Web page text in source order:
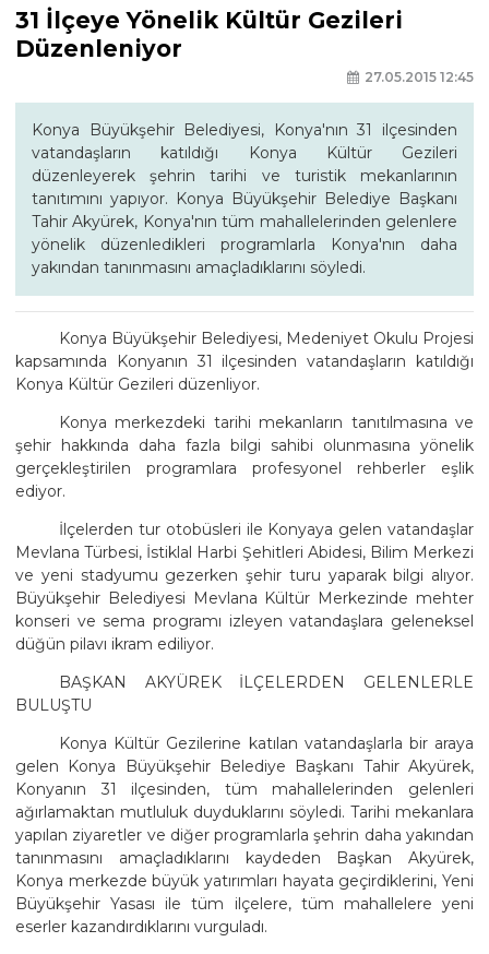
31 İlçeye Yönelik Kültür Gezileri
Düzenleniyor
27.05.2015 12:45
Konya Büyükşehir Belediyesi, Konya'nın 31 ilçesinden
vatandaşların katıldığı Konya Kültür Gezileri
düzenleyerek şehrin tarihi ve turistik mekanlarının
tanıtımını yapıyor. Konya Büyükşehir Belediye Başkanı
Tahir Akyürek, Konya'nın tüm mahallelerinden gelenlere
yönelik düzenledikleri programlarla Konya'nın daha
yakından tanınmasını amaçladıklarını söyledi.
Konya Büyükşehir Belediyesi, Medeniyet Okulu Projesi
kapsamında Konyanın 31 ilçesinden vatandaşların katıldığı
Konya Kültür Gezileri düzenliyor.
Konya merkezdeki tarihi mekanların tanıtılmasına ve
şehir hakkında daha fazla bilgi sahibi olunmasına yönelik
gerçekleştirilen programlara profesyonel rehberler eşlik
ediyor.
İlçelerden tur otobüsleri ile Konyaya gelen vatandaşlar
Mevlana Türbesi, İstiklal Harbi Şehitleri Abidesi, Bilim Merkezi
ve yeni stadyumu gezerken şehir turu yaparak bilgi alıyor.
Büyükşehir Belediyesi Mevlana Kültür Merkezinde mehter
konseri ve sema programı izleyen vatandaşlara geleneksel
düğün pilavı ikram ediliyor.
BAŞKAN AKYÜREK İLÇELERDEN GELENLERLE
BULUŞTU
Konya Kültür Gezilerine katılan vatandaşlarla bir araya
gelen Konya Büyükşehir Belediye Başkanı Tahir Akyürek,
Konyanın 31 ilçesinden, tüm mahallelerinden gelenleri
ağırlamaktan mutluluk duyduklarını söyledi. Tarihi mekanlara
yapılan ziyaretler ve diğer programlarla şehrin daha yakından
tanınmasını amaçladıklarını kaydeden Başkan Akyürek,
Konya merkezde büyük yatırımları hayata geçirdiklerini, Yeni
Büyükşehir Yasası ile tüm ilçelere, tüm mahallelere yeni
eserler kazandırdıklarını vurguladı.